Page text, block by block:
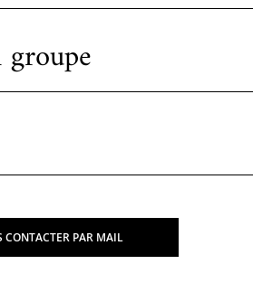
CONTACTER PAR MAIL